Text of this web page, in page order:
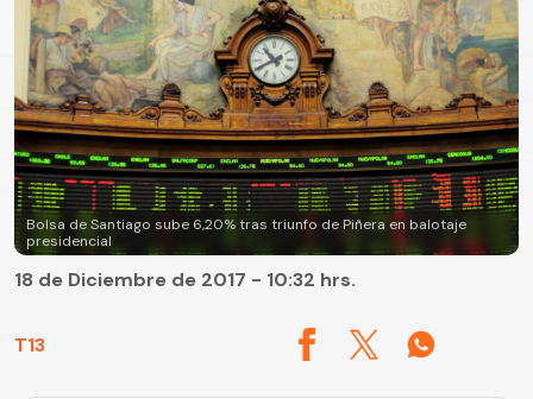
Bolsa de Santiago sube 6,20% tras triunfo de Piñera en balotaje
presidencial
T13
18 de Diciembre de 2017 - 10:32 hrs.